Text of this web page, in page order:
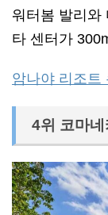
워터봄 발리와
타 센터가
암나야 리조트
4위 코마네